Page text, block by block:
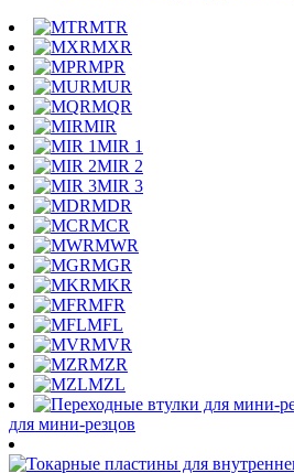
MTR
MXR
MPR
MUR
MQR
MIR
MIR 1
MIR 2
MIR 3
MDR
MCR
MWR
MGR
MKR
MFR
MFL
MVR
MZR
MZL
для мини-резцов